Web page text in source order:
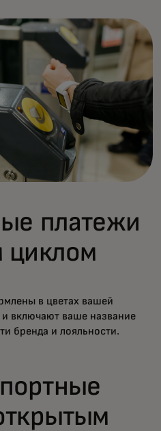
платежи
циклом
в цветах вашей
включают ваше название
бренда и лояльности.